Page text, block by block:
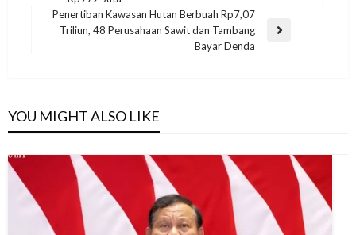
Penertiban Kawasan Hutan Berbuah Rp7,07
Triliun, 48 Perusahaan Sawit dan Tambang
Bayar Denda
YOU MIGHT ALSO LIKE